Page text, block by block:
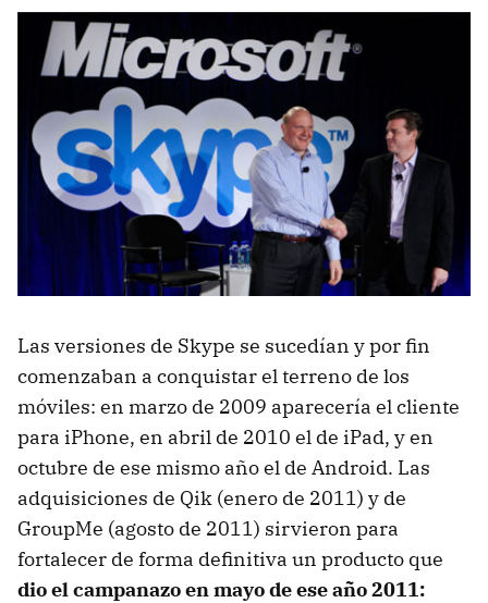
Las versiones de Skype se sucedían y por fin
comenzaban a conquistar el terreno de los
móviles: en marzo de 2009 aparecería el cliente
para iPhone, en abril de 2010 el de iPad, y en
octubre de ese mismo año el de Android. Las
adquisiciones de Qik (enero de 2011) y de
GroupMe (agosto de 2011) sirvieron para
fortalecer de forma definitiva un producto que
dio el campanazo en mayo de ese año 2011: